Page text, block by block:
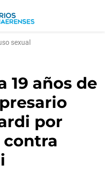
sexual
19 años de
por
contra